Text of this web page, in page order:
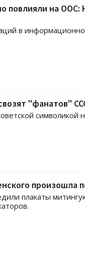
повлияли на ООС:
в
"фанатов"
символикой
произошла
плакаты